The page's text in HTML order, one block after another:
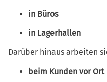
in Büros
in Lagerhallen
Darüber hinaus arbeiten
beim Kunden vor Ort